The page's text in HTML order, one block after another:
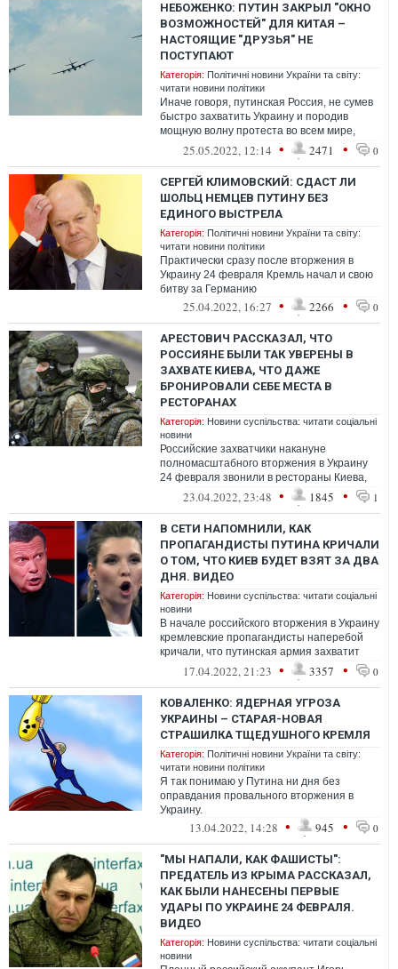
НЕБОЖЕНКО: ПУТИН ЗАКРЫЛ "ОКНО
ВОЗМОЖНОСТЕЙ" ДЛЯ КИТАЯ –
НАСТОЯЩИЕ "ДРУЗЬЯ" НЕ
ПОСТУПАЮТ
Категорія: Політичні новини України та світу:
читати новини політики
Иначе говоря, путинская Россия, не сумев
быстро захватить Украину и породив
мощную волну протеста во всем мире,
ухудшила шансы Пекина легко решить
25.05.2022, 12:14 • 2471 • 0
СЕРГЕЙ КЛИМОВСКИЙ: СДАСТ ЛИ
ШОЛЬЦ НЕМЦЕВ ПУТИНУ БЕЗ
ЕДИНОГО ВЫСТРЕЛА
Категорія: Політичні новини України та світу:
читати новини політики
Практически сразу после вторжения в
Украину 24 февраля Кремль начал и свою
битву за Германию
25.04.2022, 16:27 • 2266 • 0
АРЕСТОВИЧ РАССКАЗАЛ, ЧТО
РОССИЯНЕ БЫЛИ ТАК УВЕРЕНЫ В
ЗАХВАТЕ КИЕВА, ЧТО ДАЖЕ
БРОНИРОВАЛИ СЕБЕ МЕСТА В
РЕСТОРАНАХ
Категорія: Новини суспільства: читати соціальні
новини
Российские захватчики накануне
полномасштабного вторжения в Украину
24 февраля звонили в рестораны Киева,
чтобы зарезервировать столики на
23.04.2022, 23:48 • 1845 • 1
В СЕТИ НАПОМНИЛИ, КАК
ПРОПАГАНДИСТЫ ПУТИНА КРИЧАЛИ
О ТОМ, ЧТО КИЕВ БУДЕТ ВЗЯТ ЗА ДВА
ДНЯ. ВИДЕО
Категорія: Новини суспільства: читати соціальні
новини
В начале российского вторжения в Украину
кремлевские пропагандисты наперебой
кричали, что путинская армия захватит
Киев в считанные дни. Теперь рашист...
17.04.2022, 21:23 • 3357 • 0
КОВАЛЕНКО: ЯДЕРНАЯ УГРОЗА
УКРАИНЫ – СТАРАЯ-НОВАЯ
СТРАШИЛКА ТЩЕДУШНОГО КРЕМЛЯ
Категорія: Політичні новини України та світу:
читати новини політики
Я так понимаю у Путина ни дня без
оправдания провального вторжения в
Украину.
13.04.2022, 14:28 • 945 • 0
"МЫ НАПАЛИ, КАК ФАШИСТЫ":
ПРЕДАТЕЛЬ ИЗ КРЫМА РАССКАЗАЛ,
КАК БЫЛИ НАНЕСЕНЫ ПЕРВЫЕ
УДАРЫ ПО УКРАИНЕ 24 ФЕВРАЛЯ.
ВИДЕО
Категорія: Новини суспільства: читати соціальні
новини